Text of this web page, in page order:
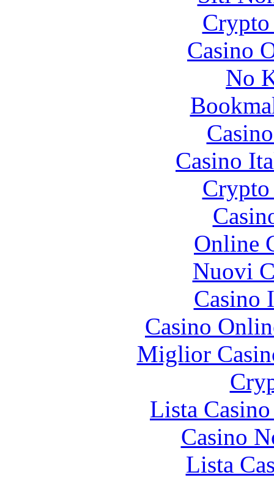
Casino
No
Casino
Online
Nuovi
Casino
Casino
Miglior
Lista
Casino
Lista